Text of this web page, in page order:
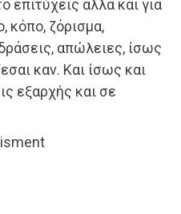
επιτύχεις αλλά και για
κόπο, ζόρισμα,
απώλειες, ίσως
καν. Και ίσως και
εξαρχής και σε